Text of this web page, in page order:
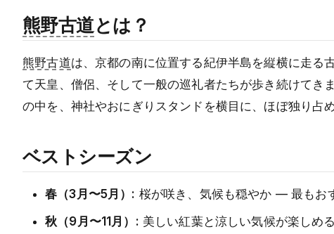
熊野古道とは？
熊野古道は、京都の南に位置する紀伊半島を縦横に走る
て天皇、僧侶、そして一般の巡礼者たちが歩き続けてき
の中を、神社やおにぎりスタンドを横目に、ほぼ独り占
ベストシーズン
春（3月〜5月）: 桜が咲き、気候も穏やか — 最もお
秋（9月〜11月）: 美しい紅葉と涼しい気候が楽しめる